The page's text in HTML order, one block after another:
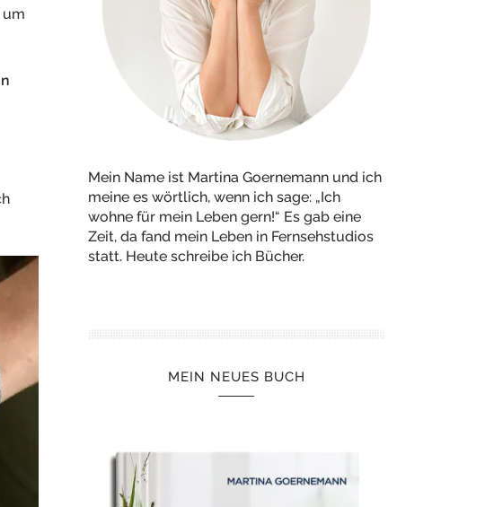
um
Mein Name ist Martina Goernemann und ich
meine es wörtlich, wenn ich sage: „Ich
wohne für mein Leben gern!“ Es gab eine
Zeit, da fand mein Leben in Fernsehstudios
statt. Heute schreibe ich Bücher.
MEIN NEUES BUCH